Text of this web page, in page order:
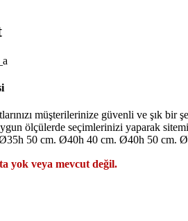
müşterilerinize güvenli ve şık bir
ölçülerde seçimlerinizi yaparak
50 cm. Ø40h 40 cm. Ø40h 50 cm.
yok veya mevcut değil.